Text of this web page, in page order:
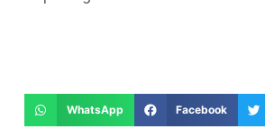
WhatsApp Facebook